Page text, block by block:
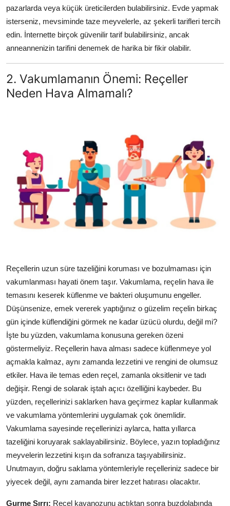
pazarlarda veya küçük üreticilerden bulabilirsiniz. Evde yapmak
isterseniz, mevsiminde taze meyvelerle, az şekerli tarifleri tercih
edin. İnternette birçok güvenilir tarif bulabilirsiniz, ancak
anneannenizin tarifini denemek de harika bir fikir olabilir.
2. Vakumlamanın Önemi: Reçeller
Neden Hava Almamalı?
Reçellerin uzun süre tazeliğini koruması ve bozulmaması için
vakumlanması hayati önem taşır. Vakumlama, reçelin hava ile
temasını keserek küflenme ve bakteri oluşumunu engeller.
Düşünsenize, emek vererek yaptığınız o güzelim reçelin birkaç
gün içinde küflendiğini görmek ne kadar üzücü olurdu, değil mi?
İşte bu yüzden, vakumlama konusuna gereken özeni
göstermeliyiz. Reçellerin hava alması sadece küflenmeye yol
açmakla kalmaz, aynı zamanda lezzetini ve rengini de olumsuz
etkiler. Hava ile temas eden reçel, zamanla oksitlenir ve tadı
değişir. Rengi de solarak iştah açıcı özelliğini kaybeder. Bu
yüzden, reçellerinizi saklarken hava geçirmez kaplar kullanmak
ve vakumlama yöntemlerini uygulamak çok önemlidir.
Vakumlama sayesinde reçellerinizi aylarca, hatta yıllarca
tazeliğini koruyarak saklayabilirsiniz. Böylece, yazın topladığınız
meyvelerin lezzetini kışın da sofranıza taşıyabilirsiniz.
Unutmayın, doğru saklama yöntemleriyle reçelleriniz sadece bir
yiyecek değil, aynı zamanda birer lezzet hatırası olacaktır.
Gurme Sırrı: Reçel kavanozunu açtıktan sonra buzdolabında